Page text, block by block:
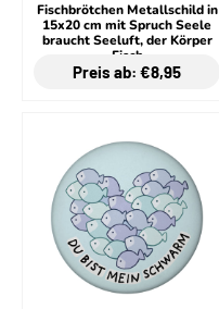
Fischbrötchen Metallschild in
15x20 cm mit Spruch Seele
braucht Seeluft, der Körper
Fisch
Preis ab: €8,95